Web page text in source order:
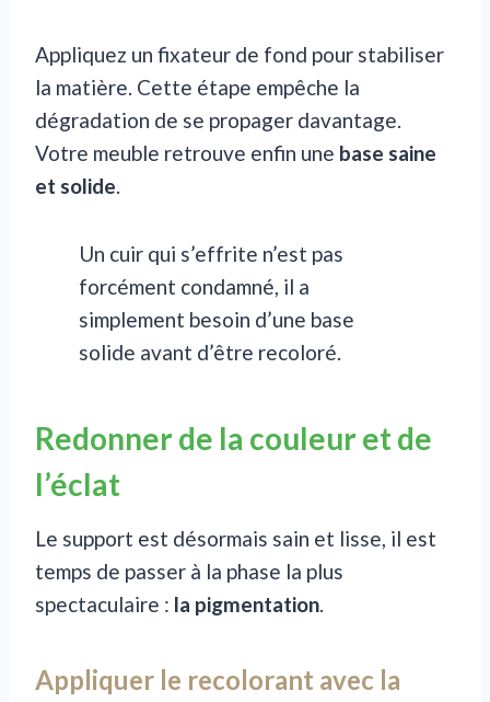
Appliquez un fixateur de fond pour stabiliser
la matière. Cette étape empêche la
dégradation de se propager davantage.
Votre meuble retrouve enfin une base saine
et solide.
Un cuir qui s’effrite n’est pas
forcément condamné, il a
simplement besoin d’une base
solide avant d’être recoloré.
Redonner de la couleur et de
l’éclat
Le support est désormais sain et lisse, il est
temps de passer à la phase la plus
spectaculaire : la pigmentation.
Appliquer le recolorant avec la